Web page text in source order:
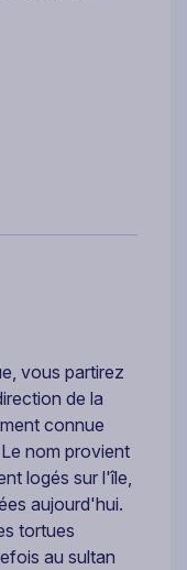
vous partirez
de la
connue
nom provient
logés sur l'île,
aujourd'hui.
tortues
au sultan